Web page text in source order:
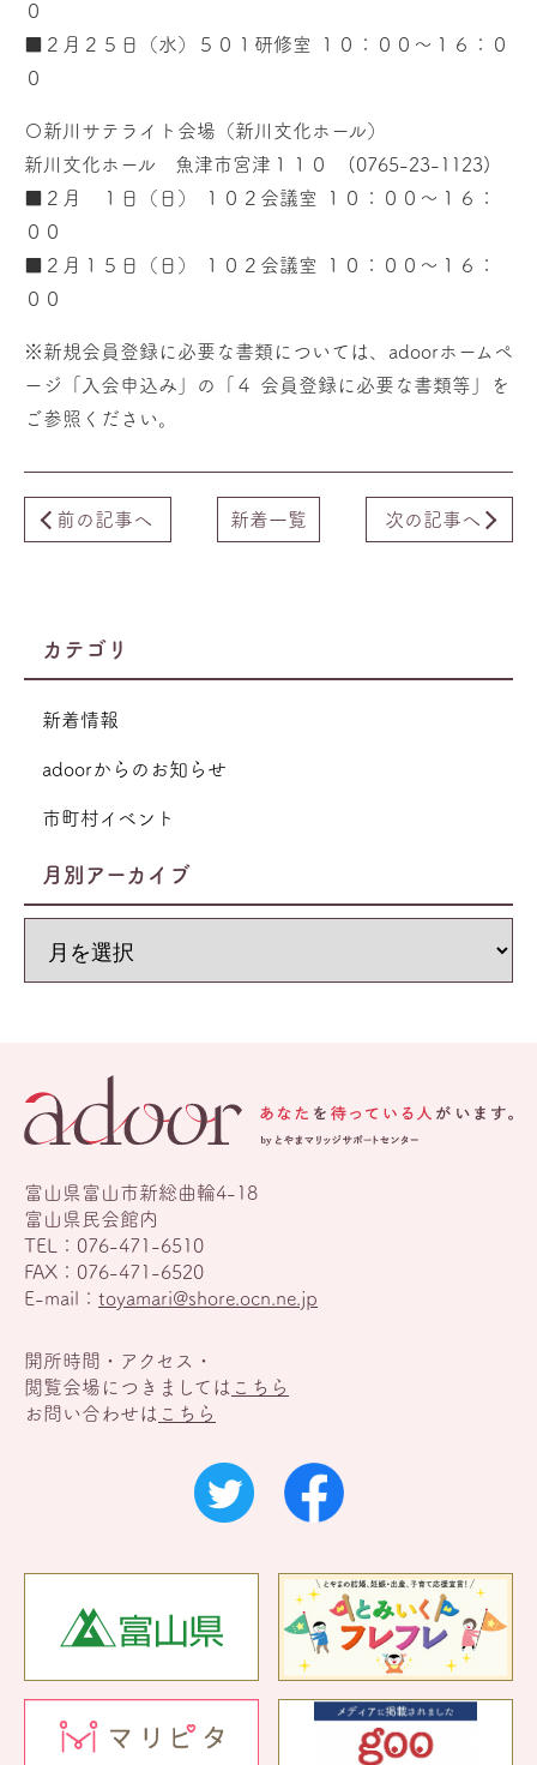
０
■２月２５日（水）５０１研修室 １０：００～１６：０
０
〇新川サテライト会場（新川文化ホール）
新川文化ホール 魚津市宮津１１０ (0765-23-1123)
■２月 １日（日） １０２会議室 １０：００～１６：
００
■２月１５日（日） １０２会議室 １０：００～１６：
００
※新規会員登録に必要な書類については、adoorホームペ
ージ「入会申込み」の「４ 会員登録に必要な書類等」を
ご参照ください。
前の記事へ 新着一覧 次の記事へ
カテゴリ
新着情報
adoorからのお知らせ
市町村イベント
月別アーカイブ
富山県富山市新総曲輪4-18
富山県民会館内
TEL： 076-471-6510
FAX：076-471-6520
E-mail： toyamari@shore.ocn.ne.jp
開所時間・アクセス・
閲覧会場につきましては こちら
お問い合わせは こちら